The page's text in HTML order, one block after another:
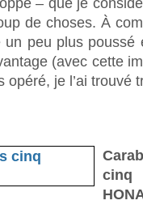
– que je
de choses. À
peu plus poussé
(avec cette
opéré, je l’ai trouvé
cinq